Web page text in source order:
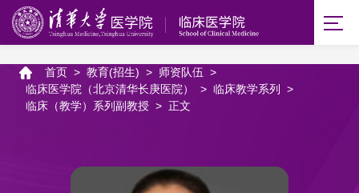
首页 > 教育(招生) > 师资队伍 >
临床医学院（北京清华长庚医院）
> 临床教学系列
>
临床（教学）系列副教授 > 正文